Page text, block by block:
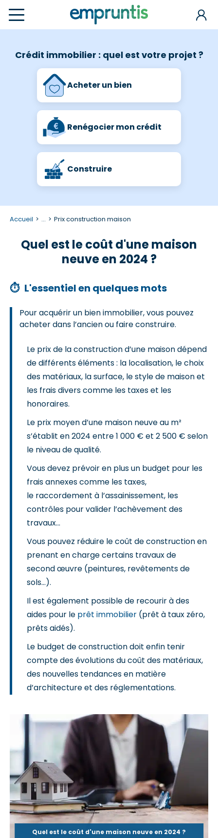
Crédit immobilier : quel est votre projet ?
Acheter un bien
Renégocier mon crédit
Construire
Accueil ... Prix construction maison
Quel est le coût d'une maison
neuve en 2024 ?
⏱ L'essentiel en quelques mots
Pour acquérir un bien immobilier, vous pouvez
acheter dans l’ancien ou faire construire.
Le prix de la construction d’une maison dépend
de différents éléments : la localisation, le choix
des matériaux, la surface, le style de maison et
les frais divers comme les taxes et les
honoraires.
Le prix moyen d’une maison neuve au m²
s’établit en 2024 entre 1 000 € et 2 500 € selon
le niveau de qualité.
Vous devez prévoir en plus un budget pour les
frais annexes comme les taxes,
le raccordement à l’assainissement, les
contrôles pour valider l’achèvement des
travaux…
Vous pouvez réduire le coût de construction en
prenant en charge certains travaux de
second œuvre (peintures, revêtements de
sols…).
Il est également possible de recourir à des
aides pour le prêt immobilier (prêt à taux zéro,
prêts aidés).
Le budget de construction doit enfin tenir
compte des évolutions du coût des matériaux,
des nouvelles tendances en matière
d’architecture et des réglementations.
Quel est le coût d'une maison neuve en 2024 ?